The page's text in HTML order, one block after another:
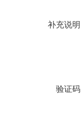
补充说
验证